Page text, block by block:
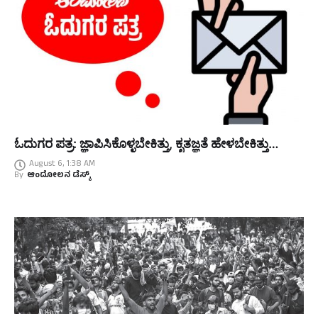
ಓದುಗರ ಪತ್ರ: ಜ್ಞಾಪಿಸಿಕೊಳ್ಳಬೇಕಿತ್ತು, ಕೃತಜ್ಞತೆ ಹೇಳಬೇಕಿತ್ತು…
August 6, 1:38 AM
By ಆಂದೋಲನ ಡೆಸ್ಕ್